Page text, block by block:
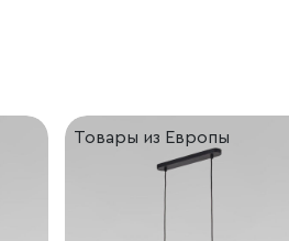
Товары из Европы